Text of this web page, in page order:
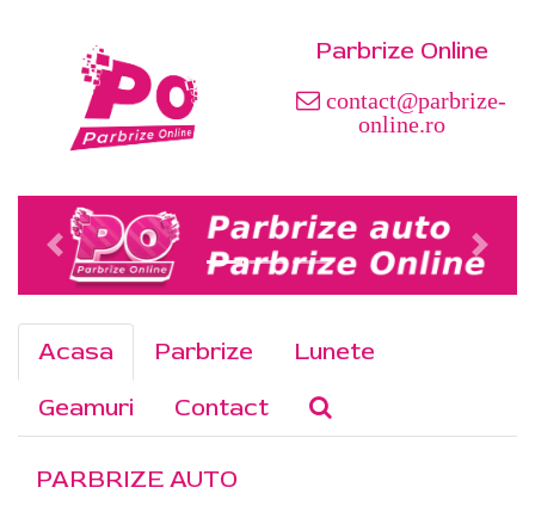
Parbrize Online
contact@parbrize-
online.ro
Acasa Parbrize
Lunete
Geamuri
Contact
PARBRIZE AUTO